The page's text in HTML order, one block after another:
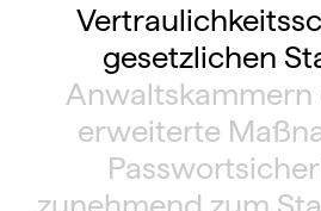
gesetzlichen
Anwaltskammern
erweiterte
zunehmend zum